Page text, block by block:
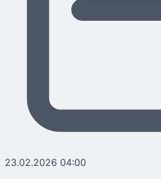
23.02.2026 04:00